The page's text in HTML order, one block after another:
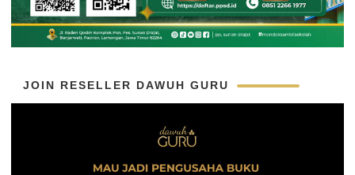
JOIN RESELLER DAWUH GURU